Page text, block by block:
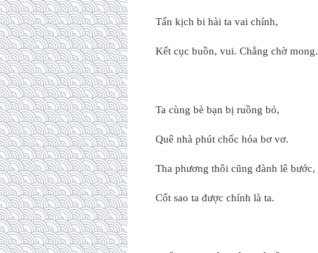
Tấn kịch bi hài ta vai chính,
Kết cục buồn, vui. Chẳng chờ mong.
Ta cùng bè bạn bị ruồng bỏ,
Quê nhà phút chốc hóa bơ vơ.
Tha phương thôi cũng đành lê bước,
Cốt sao ta được chính là ta.